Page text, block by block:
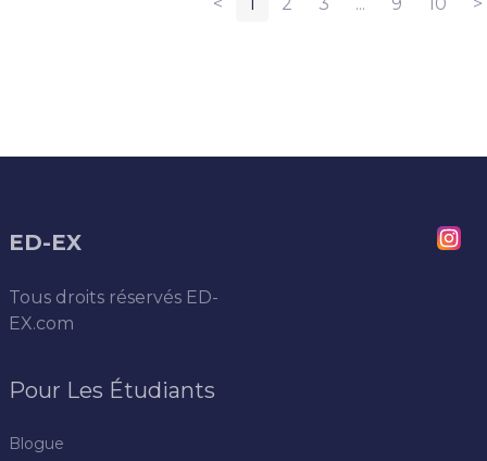
ED-EX
Tous droits réservés ED-
EX.com
Pour Les Étudiants
Blogue